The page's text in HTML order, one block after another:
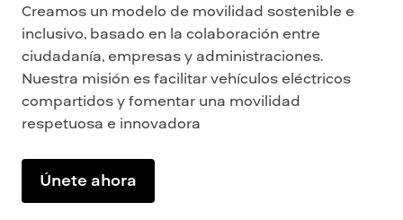
Creamos un modelo de movilidad sostenible e
inclusivo, basado en la colaboración entre
ciudadanía, empresas y administraciones.
Nuestra misión es facilitar vehículos eléctricos
compartidos y fomentar una movilidad
respetuosa e innovadora
Únete ahora